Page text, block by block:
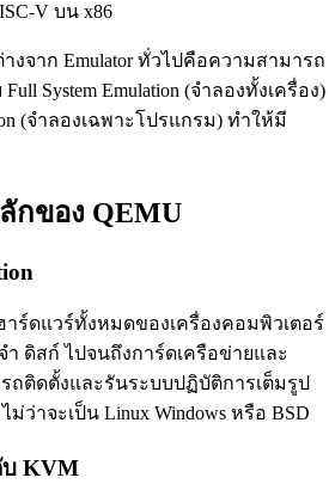
V บน x86
งจาก Emulator ทั่วไปคือความสามารถ
System Emulation (จำลองทั้งเครื่อง)
(จำลองเฉพาะโปรแกรม) ทำให้มี
กของ QEMU
าร์ดแวร์ทั้งหมดของเครื่องคอมพิวเตอร์
ดิสก์ ไปจนถึงการ์ดเครือข่ายและ
ถติดตั้งและรันระบบปฏิบัติการเต็มรูป
ว่าจะเป็น Linux Windows หรือ BSD
บ KVM